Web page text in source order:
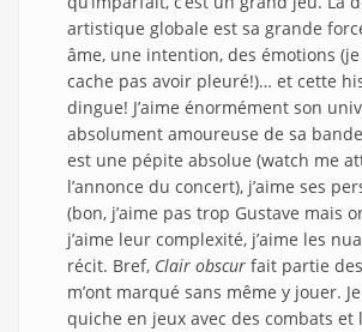
artistique globale est sa grande
âme, une intention, des émotions
cache pas avoir pleuré!)… et cette
dingue! J’aime énormément son
absolument amoureuse de sa
est une pépite absolue (watch me
l’annonce du concert), j’aime ses
(bon, j’aime pas trop Gustave mais
j’aime leur complexité, j’aime les
récit. Bref, Clair obscur fait partie
m’ont marqué sans même y jouer.
quiche en jeux avec des combats et